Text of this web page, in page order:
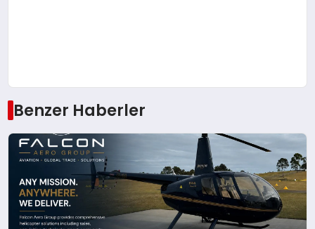
Benzer Haberler